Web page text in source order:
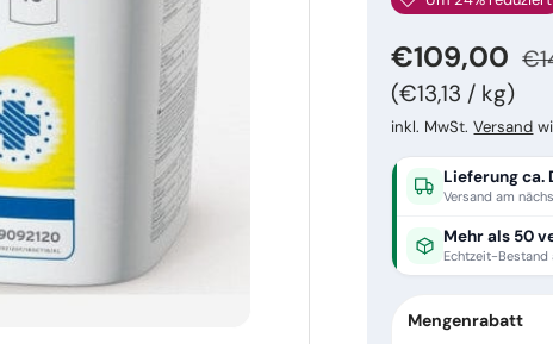
€109,00
Grundpreis
€13,13 / kg
inkl. MwSt.Versand
Lieferung ca.
Versand am
Mehr als 50
Echtzeit-Bestand
Mengenrabatt